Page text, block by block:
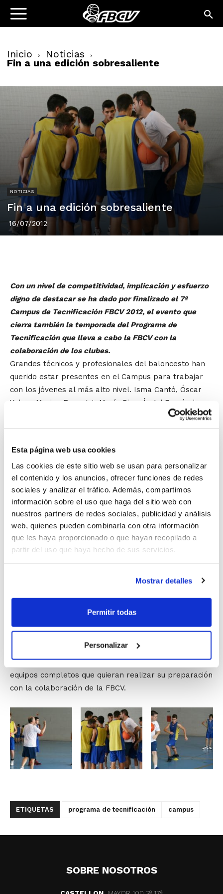
Esta página web usa cookies
Las cookies de este sitio web se usan para personalizar
el contenido y los anuncios, ofrecer funciones de redes
sociales y analizar el tráfico. Además, compartimos
información sobre el uso que haga del sitio web con
nuestros partners de redes sociales, publicidad y análisis
web, quienes pueden combinarla con otra información
que les haya proporcionado o que hayan recopilado a
partir del uso que haya hecho de sus servicios.
Mostrar detalles
Permitir todas
Personalizar
Inicio Noticias
Fin a una edición sobresaliente
NOTICIAS
Fin a una edición sobresaliente
16/07/2012
Con un nivel de competitividad, implicación y esfuerzo
digno de destacar se ha dado por finalizado el 7º
Campus de Tecnificación FBCV 2012, el evento que
cierra también la temporada del Programa de
Tecnificación que lleva a cabo la FBCV con la
colaboración de los clubes.
Grandes técnicos y profesionales del baloncesto han
querido estar presentes en el Campus para trabajar
con los jóvenes al más alto nivel. Isma Cantó, Óscar
Yebra, Marina Ferragut, María Pina, Ángel Fernández,
El Campus se ha celebrado en tres ediciones
diferenciadas: Minibasket, Infantil y Cadete Junior.
Todos los participantes recibirán en los próximos días
uninforme personalizadosobre su juego, con las
observaciones y recomendaciones de los entrenadores
del Campus para que el jugador/a mantenga su
progresión.
detenga en unas semanas coincidiendo con las
vacaciones de verano, la Federación ha diseñado una
nueva actividad para reencontrarse con el baloncesto
principios del mes de septiembre y que está pensado
tanto para jugadores/as a título individual como para
equipos completos que quieran realizar su preparación
con la colaboración de la FBCV.
ETIQUETAS programa de tecnificación campus
SOBRE NOSOTROS